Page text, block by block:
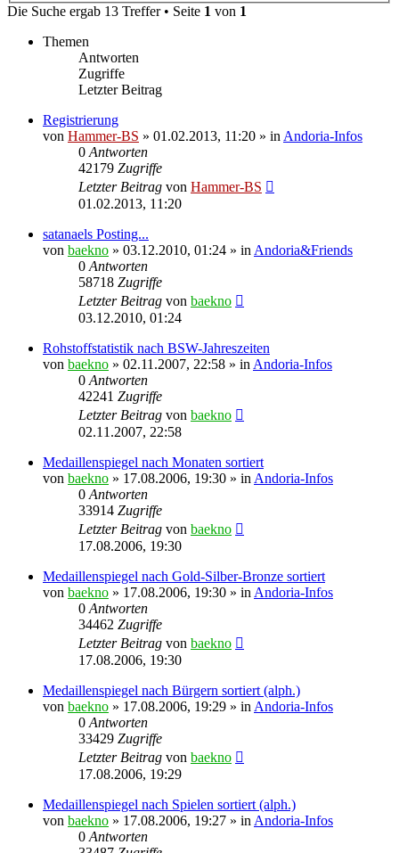
Die Suche ergab 13 Treffer • Seite 1 von 1
Themen
Antworten
Zugriffe
Letzter Beitrag
Registrierung
von Hammer-BS » 01.02.2013, 11:20 » in Andoria-Infos
0 Antworten
42179 Zugriffe
Letzter Beitrag von Hammer-BS
01.02.2013, 11:20
satanaels Posting...
von baekno » 03.12.2010, 01:24 » in Andoria&Friends
0 Antworten
58718 Zugriffe
Letzter Beitrag von baekno
03.12.2010, 01:24
Rohstoffstatistik nach BSW-Jahreszeiten
von baekno » 02.11.2007, 22:58 » in Andoria-Infos
0 Antworten
42241 Zugriffe
Letzter Beitrag von baekno
02.11.2007, 22:58
Medaillenspiegel nach Monaten sortiert
von baekno » 17.08.2006, 19:30 » in Andoria-Infos
0 Antworten
33914 Zugriffe
Letzter Beitrag von baekno
17.08.2006, 19:30
Medaillenspiegel nach Gold-Silber-Bronze sortiert
von baekno » 17.08.2006, 19:30 » in Andoria-Infos
0 Antworten
34462 Zugriffe
Letzter Beitrag von baekno
17.08.2006, 19:30
Medaillenspiegel nach Bürgern sortiert (alph.)
von baekno » 17.08.2006, 19:29 » in Andoria-Infos
0 Antworten
33429 Zugriffe
Letzter Beitrag von baekno
17.08.2006, 19:29
Medaillenspiegel nach Spielen sortiert (alph.)
von baekno » 17.08.2006, 19:27 » in Andoria-Infos
0 Antworten